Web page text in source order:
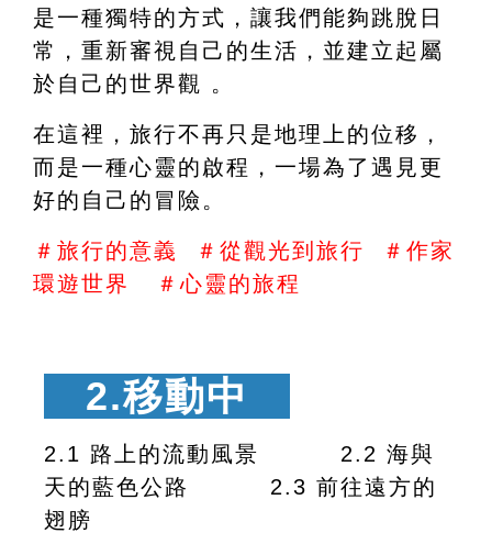
是一種獨特的方式，讓我們能夠跳脫日
常，重新審視自己的生活，並建立起屬
於自己的世界觀 。
在這裡，旅行不再只是地理上的位移，
而是一種心靈的啟程，一場為了遇見更
好的自己的冒險。
＃旅行的意義  ＃從觀光到旅行  ＃作家
環遊世界   ＃心靈的旅程
2.移動中
2.1 路上的流動風景 　　　2.2 海與
天的藍色公路 　　　2.3 前往遠方的
翅膀